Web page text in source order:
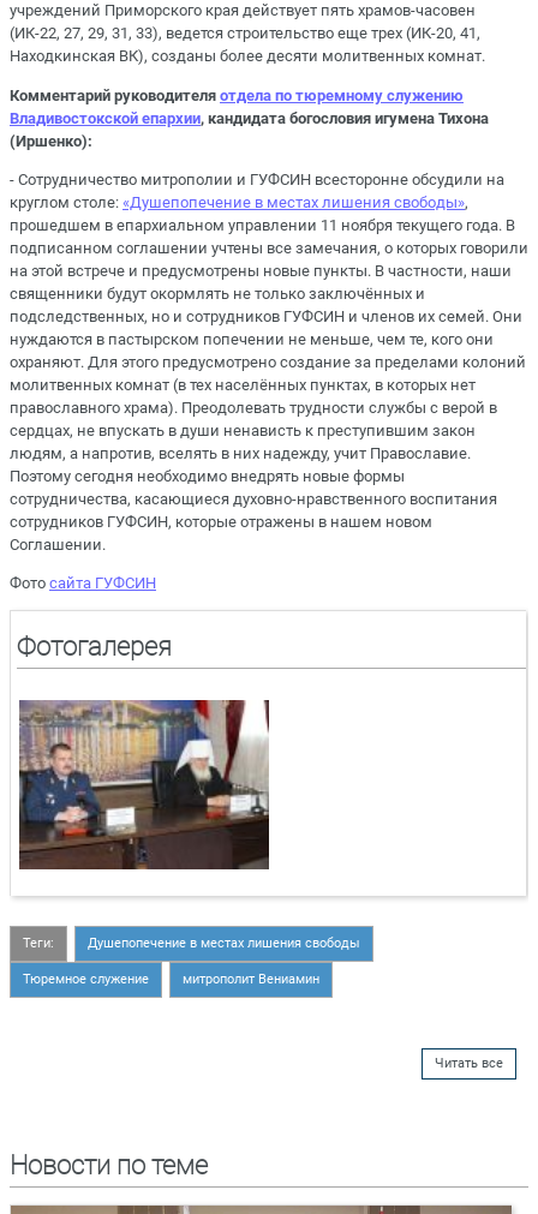
учреждений Приморского края действует пять храмов-часовен
(ИК-22, 27, 29, 31, 33), ведется строительство еще трех (ИК-20, 41,
Находкинская ВК), созданы более десяти молитвенных комнат.
Комментарий руководителя отдела по тюремному служению
Владивостокской епархии, кандидата богословия игумена Тихона
(Иршенко):
- Сотрудничество митрополии и ГУФСИН всесторонне обсудили на
круглом столе: «Душепопечение в местах лишения свободы»,
прошедшем в епархиальном управлении 11 ноября текущего года. В
подписанном соглашении учтены все замечания, о которых говорили
на этой встрече и предусмотрены новые пункты. В частности, наши
священники будут окормлять не только заключённых и
подследственных, но и сотрудников ГУФСИН и членов их семей. Они
нуждаются в пастырском попечении не меньше, чем те, кого они
охраняют. Для этого предусмотрено создание за пределами колоний
молитвенных комнат (в тех населённых пунктах, в которых нет
православного храма). Преодолевать трудности службы с верой в
сердцах, не впускать в души ненависть к преступившим закон
людям, а напротив, вселять в них надежду, учит Православие.
Поэтому сегодня необходимо внедрять новые формы
сотрудничества, касающиеся духовно-нравственного воспитания
сотрудников ГУФСИН, которые отражены в нашем новом
Соглашении.
Фото сайта ГУФСИН
Фотогалерея
Теги: Душепопечение в местах лишения свободы
Тюремное служение митрополит Вениамин
Читать все
Новости по теме